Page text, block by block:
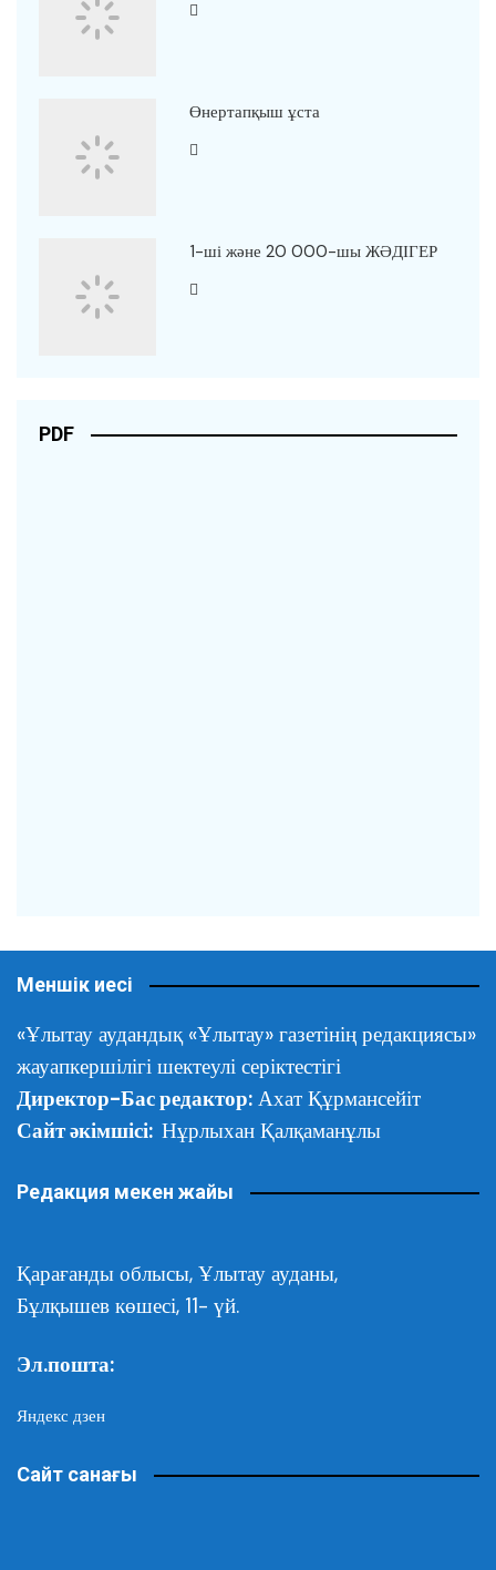
Өнертапқыш ұста
1-ші және 20 000-шы ЖӘДІГЕР
PDF
Меншік иесі
«Ұлытау аудандық «Ұлытау» газетінің редакциясы»
жауапкершілігі шектеулі серіктестігі
Директор-Бас редактор: Ахат Құрмансейіт
Сайт әкімшісі: Нұрлыхан Қалқаманұлы
Редакция мекен жайы
Қарағанды облысы, Ұлытау ауданы,
Бұлқышев көшесі, 11- үй.
Эл.пошта:
Яндекс дзен
Сайт санағы